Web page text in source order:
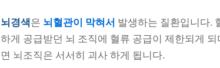
뇌경색은 뇌혈관이 막혀서 발생하는 질환입니다.
하게 공급받던 뇌 조직에 혈류 공급이 제한되게
면 뇌조직은 서서히 괴사 하게 됩니다.